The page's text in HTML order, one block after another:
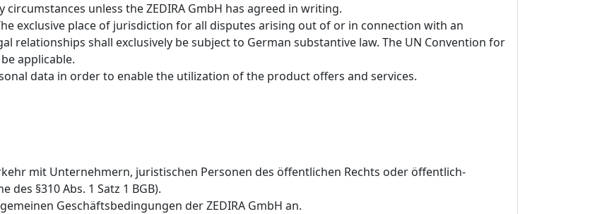
unless the ZEDIRA GmbH has agreed in writing.
exclusive place of jurisdiction for all disputes arising out of or in connection with an
relationships shall exclusively be subject to German substantive law. The UN Convention for
applicable.
data in order to enable the utilization of the product offers and services.
mit Unternehmern, juristischen Personen des öffentlichen Rechts oder öffentlich-
§310 Abs. 1 Satz 1 BGB).
Geschäftsbedingungen der ZEDIRA GmbH an.